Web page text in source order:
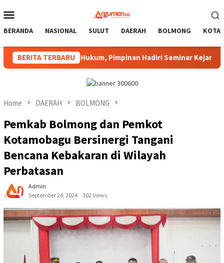
to
Menu
BERANDA NASIONAL SULUT DAERAH BOLMONG
BERITA TERBARU
Hukum, Pimpinan Hadiri Seminar Kejari Kotamobagu
Home DAERAH BOLMONG
Pemkab Bolmong dan Pemkot
Kotamobagu Bersinergi Tangani
Bencana Kebakaran di Wilayah
Perbatasan
Admin
September 24, 2024
302 Views